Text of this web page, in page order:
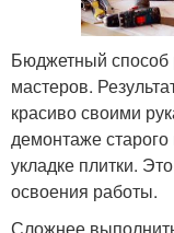
Бюджетный способ
мастеров.
красиво своими
демонтаже
укладке плитки.
освоения работы.
Сложнее